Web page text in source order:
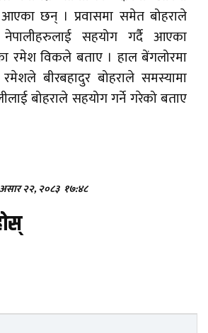
छन् । प्रवासमा समेत बोहराले
सहयोग गर्दै आएका
रमेश विकले बताए । हाल बेंगलोरमा
बीरबहादुर बोहराले समस्यामा
बोहराले सहयोग गर्ने गरेको बताए
असार २२, २०८३ १७:४८